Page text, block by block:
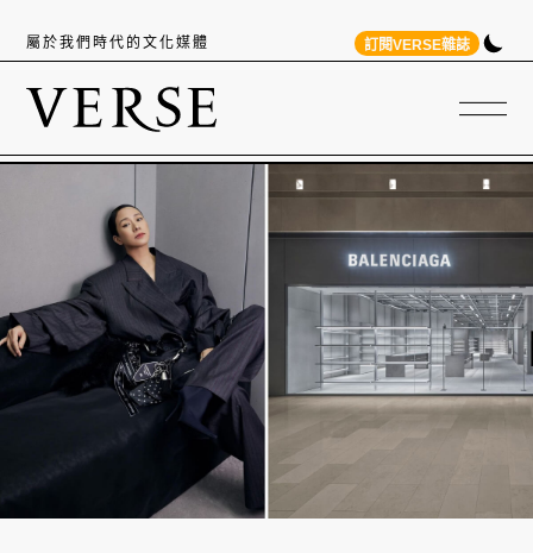
屬於我們時代的文化媒體 訂閱VERSE雜誌